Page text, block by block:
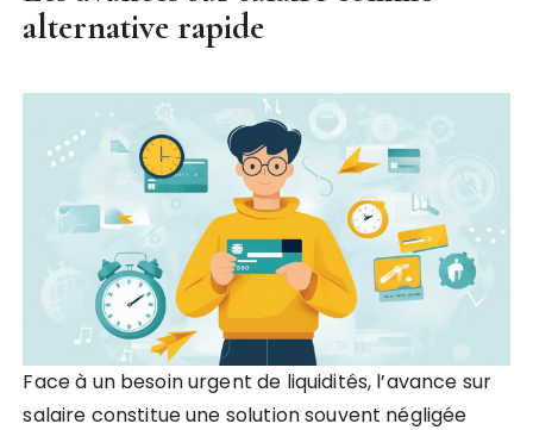
alternative rapide
Face à un besoin urgent de liquidités, l’avance sur
salaire constitue une solution souvent négligée